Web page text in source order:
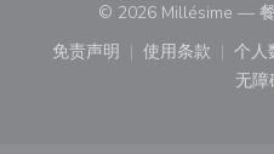
© 2026 Millésime —
免责声明
((在新窗口中打开))
使用条款
((在新窗口
个人
无